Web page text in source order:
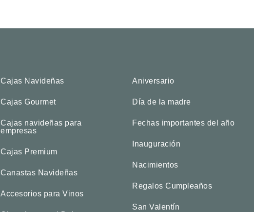
Cajas Navideñas
Cajas Gourmet
Cajas navideñas para
empresas
Cajas Premium
Canastas Navideñas
Accesorios para Vinos
Aniversario
Día de la madre
Fechas importantes del año
Inauguración
Nacimientos
Regalos Cumpleaños
San Valentín